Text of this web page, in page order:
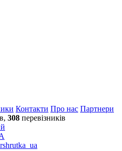
Контакти Про нас Партнери
308 перевізників